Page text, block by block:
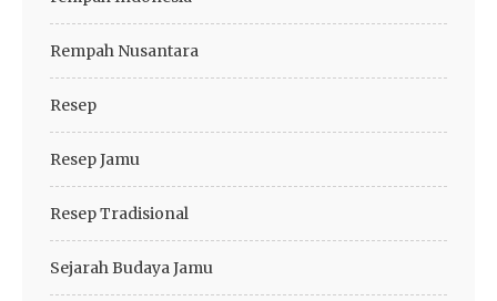
Rempah Nusantara
Resep
Resep Jamu
Resep Tradisional
Sejarah Budaya Jamu